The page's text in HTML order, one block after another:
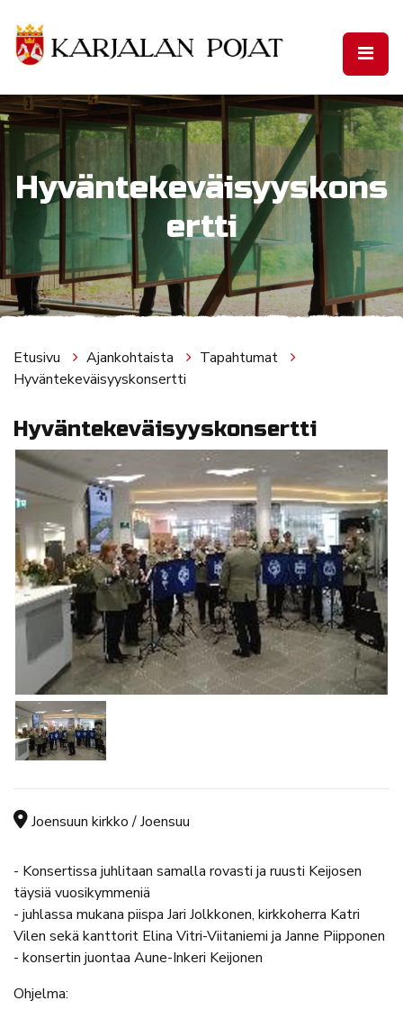
Hyväntekeväisyyskons
ertti
Etusivu Ajankohtaista
Tapahtumat
Hyväntekeväisyyskonsertti
Hyväntekeväisyyskonsertti
Tapahtuman sijainti
Joensuun kirkko / Joensuu
- Konsertissa juhlitaan samalla rovasti ja ruusti Keijosen
täysiä vuosikymmeniä
- juhlassa mukana piispa Jari Jolkkonen, kirkkoherra Katri
Vilen sekä kanttorit Elina Vitri-Viitaniemi ja Janne Piipponen
- konsertin juontaa Aune-Inkeri Keijonen
Ohjelma: